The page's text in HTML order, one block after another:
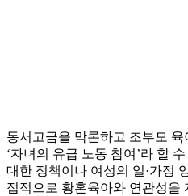
동서고금을 막론하고 조부모
‘자녀의 유급 노동 참여’라 할
대한 정책이나 여성의 일·가정
접적으로 황혼육아와 연관성을